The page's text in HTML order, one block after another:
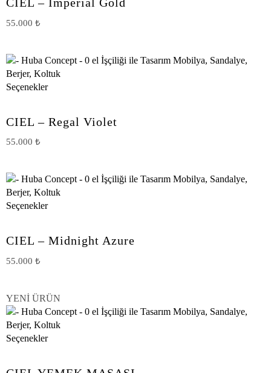
55.000 ₺
Seçenekler
CIEL – Regal Violet
55.000 ₺
Seçenekler
CIEL – Midnight Azure
55.000 ₺
YENİ ÜRÜN
Seçenekler